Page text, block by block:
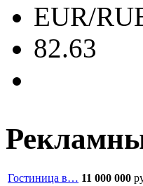
EUR/
82.63
Гостиница в… 11 000 000